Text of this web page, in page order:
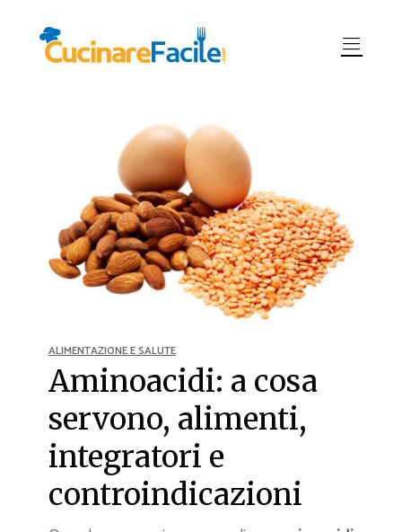
ALIMENTAZIONE E SALUTE
Aminoacidi: a cosa
servono, alimenti,
integratori e
controindicazioni